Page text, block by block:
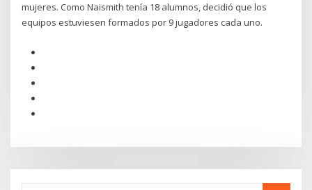
mujeres. Como Naismith tenía 18 alumnos, decidió que los
equipos estuviesen formados por 9 jugadores cada uno.